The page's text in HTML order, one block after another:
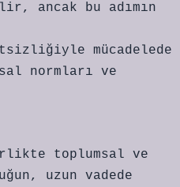
ancak bu adımın
mücadelede
normları ve
toplumsal ve
uzun vadede